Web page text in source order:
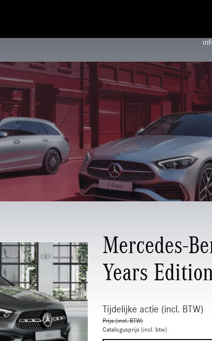
Mercedes-
Years
Tijdelijke actie (incl. BTW)
Prijs (incl. BTW)
Catalogusprijs (incl. btw)